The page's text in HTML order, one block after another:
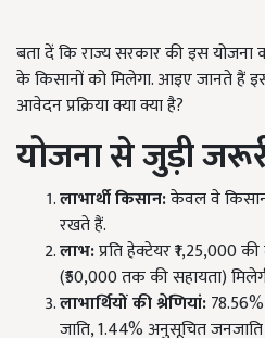
बता दें कि राज्य सरकार की इस योजना
के किसानों को मिलेगा. आइए जानते हैं
आवेदन प्रक्रिया क्या क्या है?
योजना से जुड़ी
लाभार्थी किसान:केवल वे
रखते हैं.
लाभ:प्रति हेक्टेयर ₹1,25,000
(₹50,000 तक की सहायता)
लाभार्थियों की श्रेणियां:
जाति, 1.44% अनुसूचित